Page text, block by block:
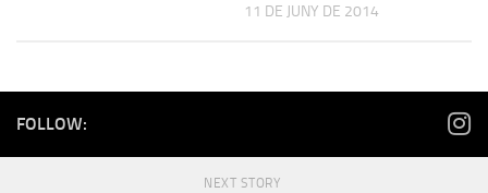
11 DE JUNY DE 2014
FOLLOW:
NEXT STORY